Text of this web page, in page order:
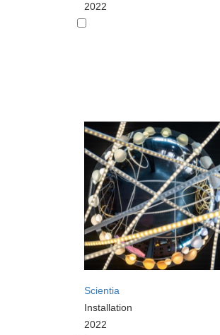
2022
Scientia
Installation
2022